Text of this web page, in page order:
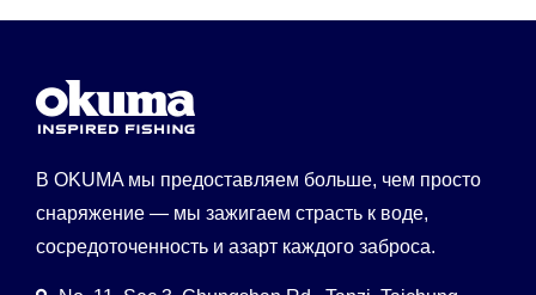
В OKUMA мы предоставляем больше, чем просто
снаряжение — мы зажигаем страсть к воде,
сосредоточенность и азарт каждого заброса.